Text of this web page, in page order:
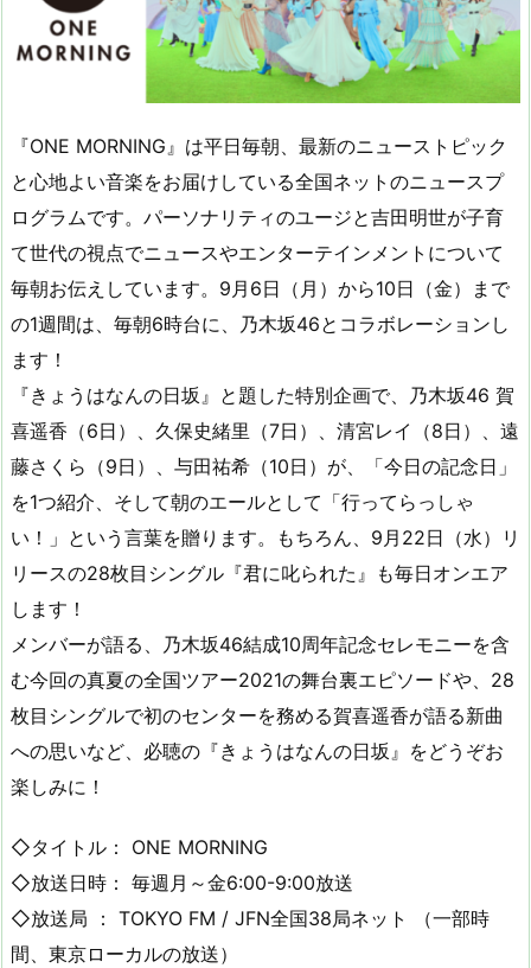
『ONE MORNING』は平日毎朝、最新のニューストピック
と心地よい音楽をお届けしている全国ネットのニュースプ
ログラムです。パーソナリティのユージと吉田明世が子育
て世代の視点でニュースやエンターテインメントについて
毎朝お伝えしています。9月6日（月）から10日（金）まで
の1週間は、毎朝6時台に、乃木坂46とコラボレーションし
ます！
『きょうはなんの日坂』と題した特別企画で、乃木坂46 賀
喜遥香（6日）、久保史緒里（7日）、清宮レイ（8日）、遠
藤さくら（9日）、与田祐希（10日）が、「今日の記念日」
を1つ紹介、そして朝のエールとして「行ってらっしゃ
い！」という言葉を贈ります。もちろん、9月22日（水）リ
リースの28枚目シングル『君に叱られた』も毎日オンエア
します！
メンバーが語る、乃木坂46結成10周年記念セレモニーを含
む今回の真夏の全国ツアー2021の舞台裏エピソードや、28
枚目シングルで初のセンターを務める賀喜遥香が語る新曲
への思いなど、必聴の『きょうはなんの日坂』をどうぞお
楽しみに！
◇タイトル： ONE MORNING
◇放送日時： 毎週月～金6:00-9:00放送
◇放送局 ： TOKYO FM / JFN全国38局ネット （一部時
間、東京ローカルの放送）